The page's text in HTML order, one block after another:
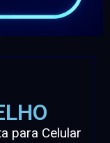
para Celular